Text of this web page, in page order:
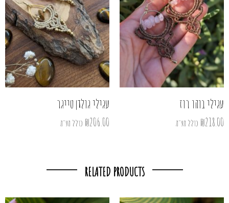
עגילי בוהו רוז
₪218.00 כולל מע"מ
עגילי גולדן טייגר
₪206.00 כולל מע"מ
RELATED PRODUCTS